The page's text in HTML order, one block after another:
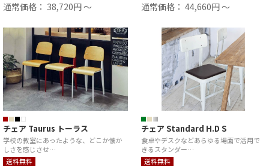
通常価格： 38,720円 ～ 通常価格： 44,660円 ～
チェア Taurus トーラス
学校の教室にあったような、どこか懐か
しさを感じさせ…
送料無料
チェア Standard H.D S
食卓やデスクなどあらゆる場面で活用で
きるスタンダー…
送料無料